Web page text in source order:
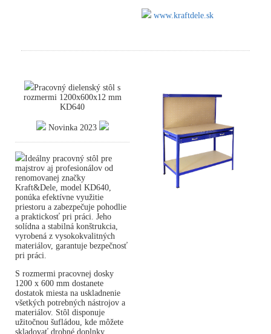
www.kraftdele.sk
Pracovný dielenský stôl s
rozmermi 1200x600x12 mm
KD640
Novinka 2023
Ideálny pracovný stôl pre
majstrov aj profesionálov od
renomovanej značky
Kraft&Dele, model KD640,
ponúka efektívne využitie
priestoru a zabezpečuje pohodlie
a praktickosť pri práci. Jeho
solídna a stabilná konštrukcia,
vyrobená z vysokokvalitných
materiálov, garantuje bezpečnosť
pri práci.
S rozmermi pracovnej dosky
1200 x 600 mm dostanete
dostatok miesta na uskladnenie
všetkých potrebných nástrojov a
materiálov. Stôl disponuje
užitočnou šufládou, kde môžete
skladovať drobné doplnky,